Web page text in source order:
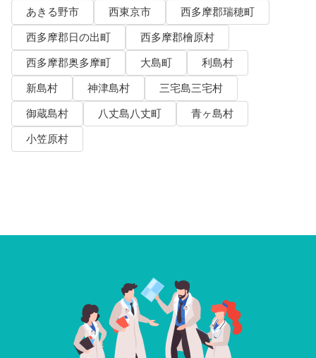
あきる野市
西東京市
西多摩郡瑞穂町
西多摩郡日の出町
西多摩郡檜原村
西多摩郡奥多摩町
大島町
利島村
新島村
神津島村
三宅島三宅村
御蔵島村
八丈島八丈町
青ヶ島村
小笠原村